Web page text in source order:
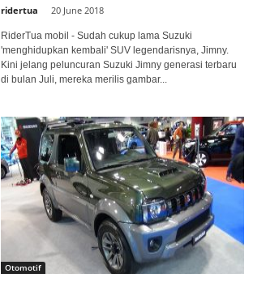
ridertua 20 June 2018
RiderTua mobil - Sudah cukup lama Suzuki
'menghidupkan kembali' SUV legendarisnya, Jimny.
Kini jelang peluncuran Suzuki Jimny generasi terbaru
di bulan Juli, mereka merilis gambar...
Otomotif